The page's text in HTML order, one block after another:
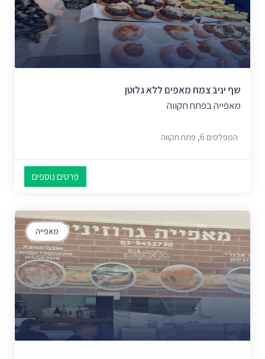
שף יניב צמח מאפים ללא גלוטן
מאפייה בפתח תקווה
המפלסים 6, פתח תקווה
פרטים נוספים
מאפייה